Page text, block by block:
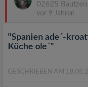
02625 Bautzen
vor 9 Jahren
"Spanien ade´-
Küche ole´"
GESCHRIEBEN AM